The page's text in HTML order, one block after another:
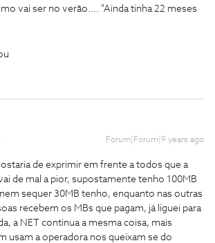
vai ser no verão.... "Ainda tinha 22 meses
Forum|Forum|9 years ago
de exprimir em frente a todos que a
de mal a pior, supostamente tenho 100MB
sequer 30MB tenho, enquanto nas outras
recebem os MBs que pagam, já liguei para
a NET continua a mesma coisa, mais
usam a operadora nos queixam se do